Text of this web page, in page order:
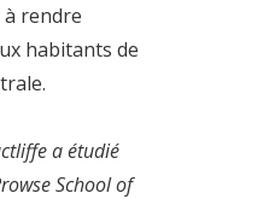
à rendre
habitants de
a étudié
School of